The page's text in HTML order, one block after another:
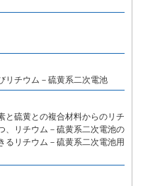
リチウム－硫黄系二次電池
と硫黄との複合材料からのリチ
、リチウム－硫黄系二次電池の
るリチウム－硫黄系二次電池用